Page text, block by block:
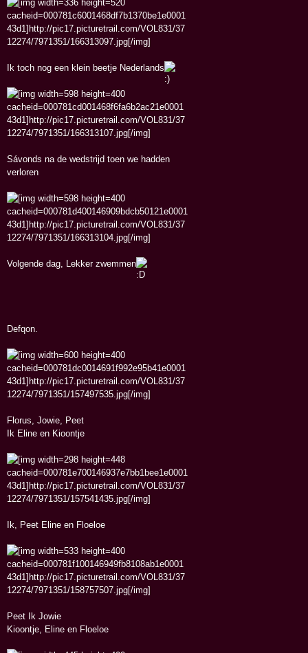
Ik toch nog een klein beetje Nederlands
Sávonds na de wedstrijd toen we hadden
verloren
Volgende dag, Lekker zwemmen
Defqon.
Florus, Jowie, Peet
Ik Eline en Kioontje
Ik, Peet Eline en Floeloe
Peet Ik Jowie
Kioontje, Eline en Floeloe